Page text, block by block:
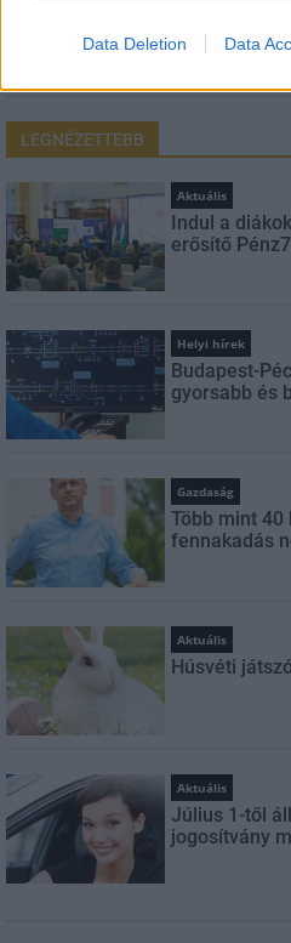
Data Deletion Data
LEGNÉZETTEBB
Aktuális
Indul a
erősítő
Helyi hírek
Budapest-
gyorsabb és
Gazdaság
Több mint
fennakadás
Aktuális
Húsvéti
Aktuális
Július 1-től
jogosítvány